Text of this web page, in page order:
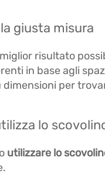
giusta misura
risultato
in base agli
per
lo
utilizzare lo